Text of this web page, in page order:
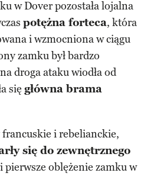
w Dover pozostała lojalna
potężna forteca, która
i wzmocniona w ciągu
zamku był bardzo
droga ataku wiodła od
się główna brama
francuskie i rebelianckie,
się do zewnętrznego
pierwsze oblężenie zamku w